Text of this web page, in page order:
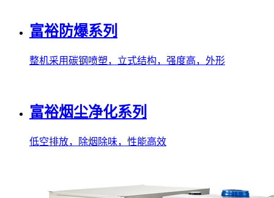
富裕防爆系列
整机采用碳钢喷塑，立式结构，强度高，外形
富裕烟尘净化系列
低空排放，除烟除味，性能高效